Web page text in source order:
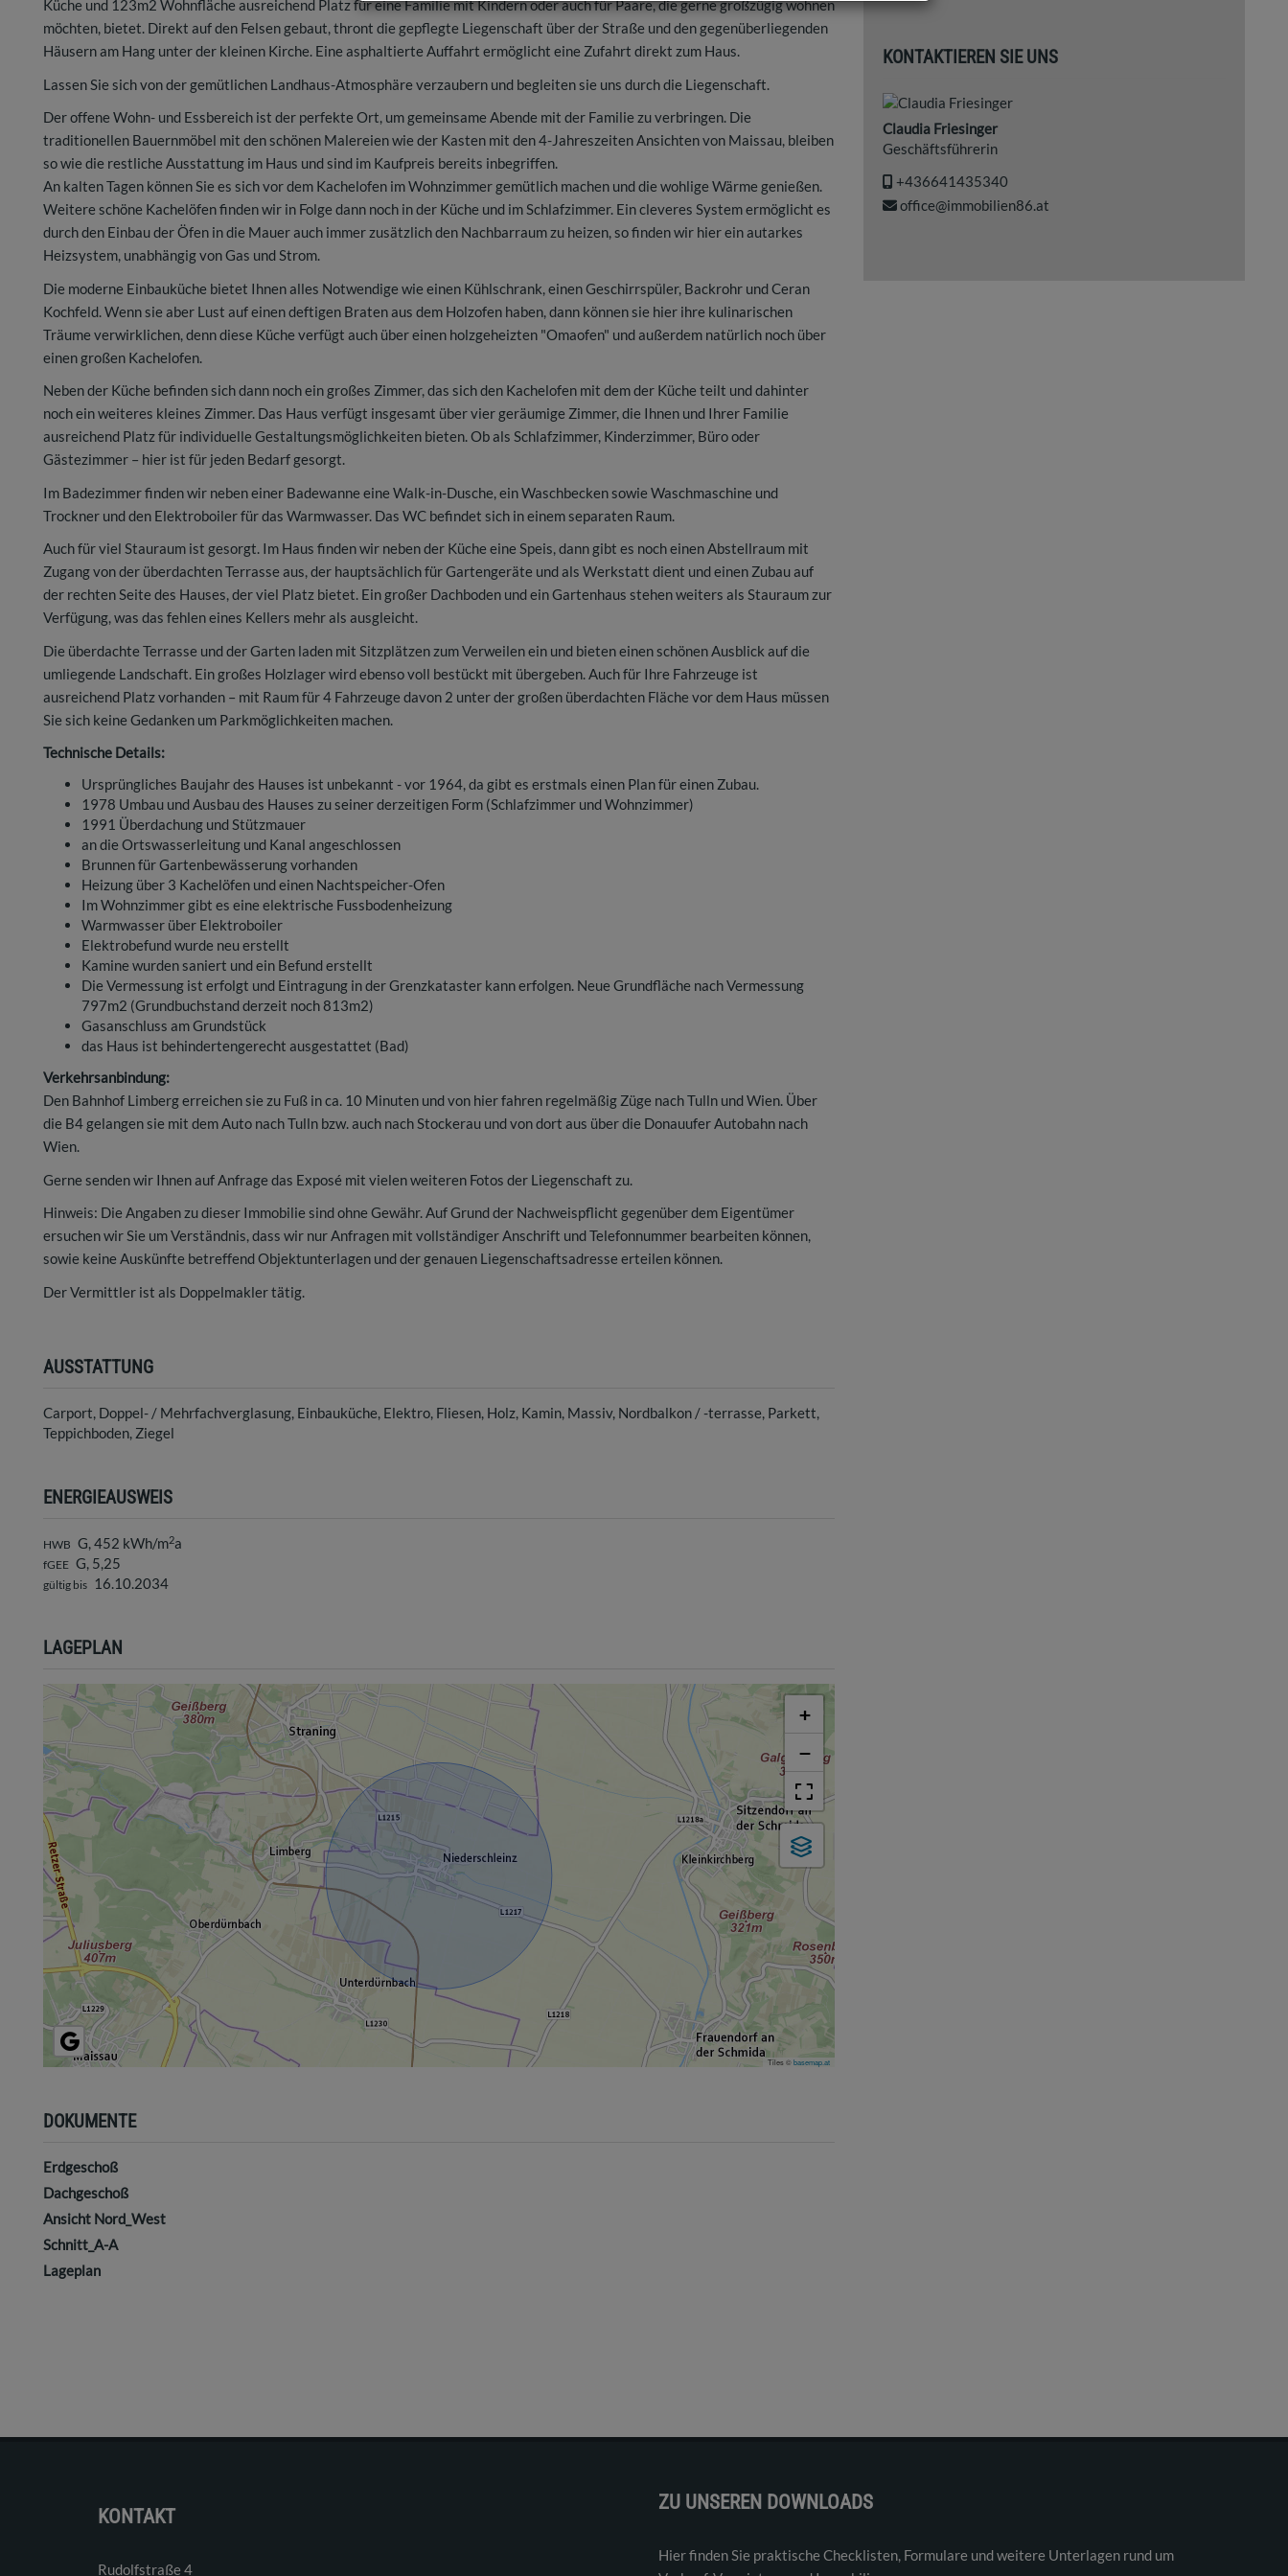
Küche und 123m2 Wohnfläche ausreichend Platz für eine Familie mit Kindern oder auch für Paare, die gerne großzügig wohnen
möchten, bietet. Direkt auf den Felsen gebaut, thront die gepflegte Liegenschaft über der Straße und den gegenüberliegenden
Häusern am Hang unter der kleinen Kirche. Eine asphaltierte Auffahrt ermöglicht eine Zufahrt direkt zum Haus.
Lassen Sie sich von der gemütlichen Landhaus-Atmosphäre verzaubern und begleiten sie uns durch die Liegenschaft.
Der offene Wohn- und Essbereich ist der perfekte Ort, um gemeinsame Abende mit der Familie zu verbringen. Die
traditionellen Bauernmöbel mit den schönen Malereien wie der Kasten mit den 4-Jahreszeiten Ansichten von Maissau, bleiben
so wie die restliche Ausstattung im Haus und sind im Kaufpreis bereits inbegriffen.
An kalten Tagen können Sie es sich vor dem Kachelofen im Wohnzimmer gemütlich machen und die wohlige Wärme genießen.
Weitere schöne Kachelöfen finden wir in Folge dann noch in der Küche und im Schlafzimmer. Ein cleveres System ermöglicht es
durch den Einbau der Öfen in die Mauer auch immer zusätzlich den Nachbarraum zu heizen, so finden wir hier ein autarkes
Heizsystem, unabhängig von Gas und Strom.
Die moderne Einbauküche bietet Ihnen alles Notwendige wie einen Kühlschrank, einen Geschirrspüler, Backrohr und Ceran
Kochfeld. Wenn sie aber Lust auf einen deftigen Braten aus dem Holzofen haben, dann können sie hier ihre kulinarischen
Träume verwirklichen, denn diese Küche verfügt auch über einen holzgeheizten "Omaofen" und außerdem natürlich noch über
einen großen Kachelofen.
Neben der Küche befinden sich dann noch ein großes Zimmer, das sich den Kachelofen mit dem der Küche teilt und dahinter
noch ein weiteres kleines Zimmer. Das Haus verfügt insgesamt über vier geräumige Zimmer, die Ihnen und Ihrer Familie
ausreichend Platz für individuelle Gestaltungsmöglichkeiten bieten. Ob als Schlafzimmer, Kinderzimmer, Büro oder
Gästezimmer – hier ist für jeden Bedarf gesorgt.
Im Badezimmer finden wir neben einer Badewanne eine Walk-in-Dusche, ein Waschbecken sowie Waschmaschine und
Trockner und den Elektroboiler für das Warmwasser. Das WC befindet sich in einem separaten Raum.
Auch für viel Stauraum ist gesorgt. Im Haus finden wir neben der Küche eine Speis, dann gibt es noch einen Abstellraum mit
Zugang von der überdachten Terrasse aus, der hauptsächlich für Gartengeräte und als Werkstatt dient und einen Zubau auf
der rechten Seite des Hauses, der viel Platz bietet. Ein großer Dachboden und ein Gartenhaus stehen weiters als Stauraum zur
Verfügung, was das fehlen eines Kellers mehr als ausgleicht.
Die überdachte Terrasse und der Garten laden mit Sitzplätzen zum Verweilen ein und bieten einen schönen Ausblick auf die
umliegende Landschaft. Ein großes Holzlager wird ebenso voll bestückt mit übergeben. Auch für Ihre Fahrzeuge ist
ausreichend Platz vorhanden – mit Raum für 4 Fahrzeuge davon 2 unter der großen überdachten Fläche vor dem Haus müssen
Sie sich keine Gedanken um Parkmöglichkeiten machen.
Technische Details:
Ursprüngliches Baujahr des Hauses ist unbekannt - vor 1964, da gibt es erstmals einen Plan für einen Zubau.
1978 Umbau und Ausbau des Hauses zu seiner derzeitigen Form (Schlafzimmer und Wohnzimmer)
1991 Überdachung und Stützmauer
an die Ortswasserleitung und Kanal angeschlossen
Brunnen für Gartenbewässerung vorhanden
Heizung über 3 Kachelöfen und einen Nachtspeicher-Ofen
Im Wohnzimmer gibt es eine elektrische Fussbodenheizung
Warmwasser über Elektroboiler
Elektrobefund wurde neu erstellt
Kamine wurden saniert und ein Befund erstellt
Die Vermessung ist erfolgt und Eintragung in der Grenzkataster kann erfolgen. Neue Grundfläche nach Vermessung
797m2 (Grundbuchstand derzeit noch 813m2)
Gasanschluss am Grundstück
das Haus ist behindertengerecht ausgestattet (Bad)
Verkehrsanbindung:
Den Bahnhof Limberg erreichen sie zu Fuß in ca. 10 Minuten und von hier fahren regelmäßig Züge nach Tulln und Wien. Über
die B4 gelangen sie mit dem Auto nach Tulln bzw. auch nach Stockerau und von dort aus über die Donauufer Autobahn nach
Wien.
Gerne senden wir Ihnen auf Anfrage das Exposé mit vielen weiteren Fotos der Liegenschaft zu.
Hinweis: Die Angaben zu dieser Immobilie sind ohne Gewähr. Auf Grund der Nachweispflicht gegenüber dem Eigentümer
ersuchen wir Sie um Verständnis, dass wir nur Anfragen mit vollständiger Anschrift und Telefonnummer bearbeiten können,
sowie keine Auskünfte betreffend Objektunterlagen und der genauen Liegenschaftsadresse erteilen können.
Der Vermittler ist als Doppelmakler tätig.
AUSSTATTUNG
Carport Doppel- / Mehrfachverglasung Einbauküche Elektro Fliesen Holz Kamin Massiv Nordbalkon / -terrasse Parkett
Teppichboden Ziegel
ENERGIEAUSWEIS
HWB G, 452 kWh/m2a
fGEE G, 5,25
gültig bis 16.10.2034
LAGEPLAN
+
−
Tiles ©basemap.at
DOKUMENTE
Erdgeschoß
Dachgeschoß
Ansicht Nord_West
Schnitt_A-A
Lageplan
KONTAKTIEREN SIE UNS
Claudia Friesinger
Geschäftsführerin
+436641435340
office@immobilien86.at
KONTAKT
Rudolfstraße 4
ZU UNSEREN DOWNLOADS
Hier finden Sie praktische Checklisten, Formulare und weitere Unterlagen rund um